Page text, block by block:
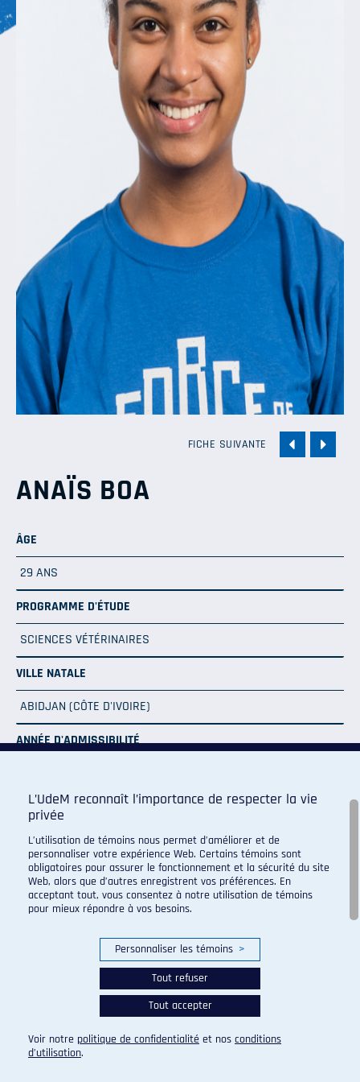
FICHE SUIVANTE
ANAÏS BOA
ÂGE
29 ANS
PROGRAMME D'ÉTUDE
SCIENCES VÉTÉRINAIRES
VILLE NATALE
ABIDJAN (CÔTE D'IVOIRE)
ANNÉE D'ADMISSIBILITÉ
Programme de sport d'excellence du campus regroupant :
L’UdeM reconnaît l’importance de respecter la vie
privée
L’utilisation de témoins nous permet d’améliorer et de
personnaliser votre expérience Web. Certains témoins sont
obligatoires pour assurer le fonctionnement et la sécurité du site
Web, alors que d’autres enregistrent vos préférences. En
acceptant tout, vous consentez à notre utilisation de témoins
pour mieux répondre à vos besoins.
Personnaliser les témoins >
Tout refuser
Tout accepter
Voir notre politique de confidentialité et nos conditions
d’utilisation.